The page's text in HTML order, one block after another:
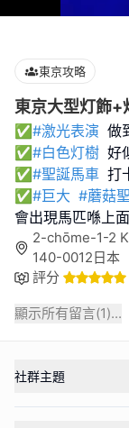
東京攻略
東京大型灯飾+
✅#激光表演 做
✅#白色灯樹 好
✅#聖誕馬車 打
✅#巨大 #蘑菇
會出現馬匹喺上
2-chōme-1-2
140-0012日本
評分
顯示所有留言(1)...
社群主題